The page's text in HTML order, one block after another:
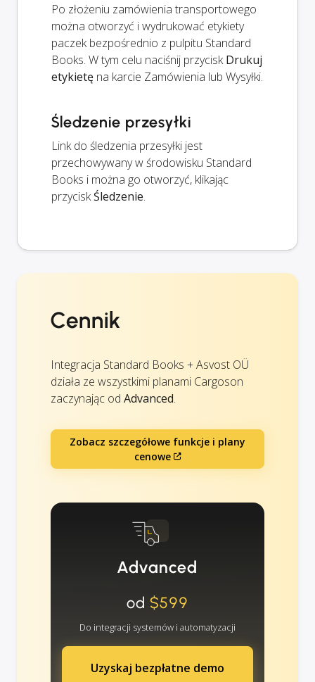
Po złożeniu zamówienia transportowego
można otworzyć i wydrukować etykiety
paczek bezpośrednio z pulpitu Standard
Books. W tym celu naciśnij przyciskDrukuj
etykietę na karcie Zamówienia lub Wysyłki.
Śledzenie przesyłki
Link do śledzenia przesyłki jest
przechowywany w środowisku Standard
Books i można go otworzyć, klikając
przyciskŚledzenie.
Cennik
Integracja Standard Books + Asvost OÜ
działa ze wszystkimi planami Cargoson
zaczynając od Advanced.
Zobacz szczegółowe funkcje i plany
cenowe
Advanced
od $599
Do integracji systemów i automatyzacji
Uzyskaj bezpłatne demo